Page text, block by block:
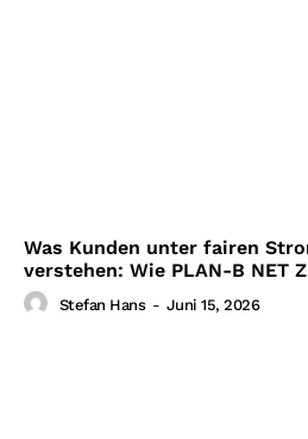
Was Kunden unter fairen
verstehen: Wie PLAN-B NET
Stefan Hans - Juni 15, 2026